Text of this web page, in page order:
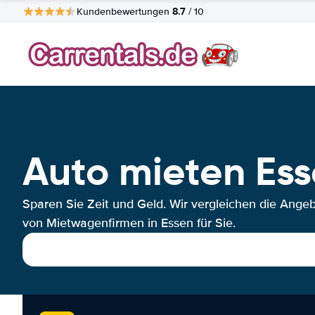
Kundenbewertungen 8.7 / 10
Auto mieten
Sparen Sie Zeit und Geld. Wir vergleichen die
von Mietwagenfirmen in Essen für Sie.